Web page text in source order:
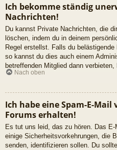
Ich bekomme ständig
Nachrichten!
Du kannst Private Nachrichten, die
löschen, indem du in deinem
Regel erstellst. Falls du
so kannst du dies auch einem
betreffenden Mitglied dann
Nach oben
Ich habe eine Spam-E-
Forums erhalten!
Es tut uns leid, das zu hören. Das
einige Sicherheitsvorkehrungen, die
senden, identifizieren sollen. Du